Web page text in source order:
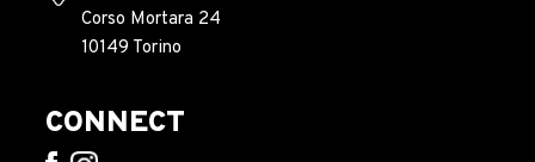
Corso Mortara 24
10149 Torino
CONNECT